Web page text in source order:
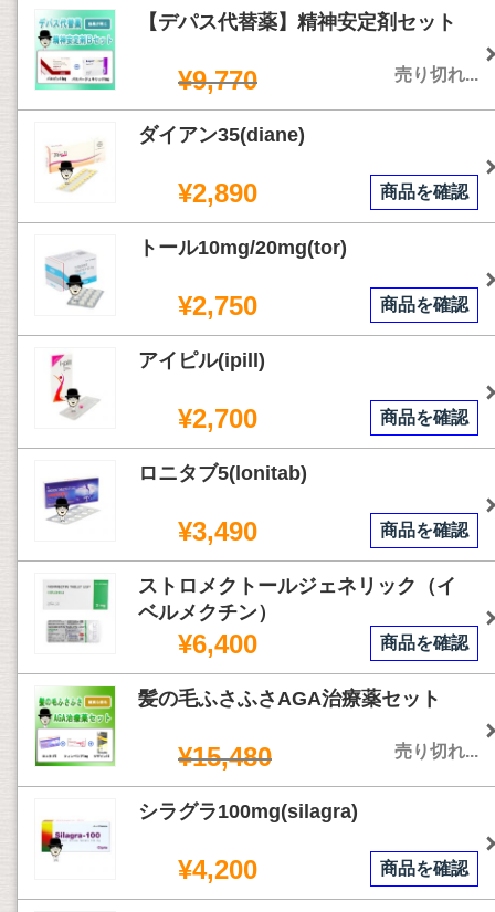
【デパス代替薬】精神安定剤セット
¥9,770 売り切れ...
ダイアン35(diane)
¥2,890 商品を確認
トール10mg/20mg(tor)
¥2,750 商品を確認
アイピル(ipill)
¥2,700 商品を確認
ロニタブ5(lonitab)
¥3,490 商品を確認
ストロメクトールジェネリック（イ
ベルメクチン）
¥6,400 商品を確認
髪の毛ふさふさAGA治療薬セット
¥15,480 売り切れ...
シラグラ100mg(silagra)
¥4,200 商品を確認